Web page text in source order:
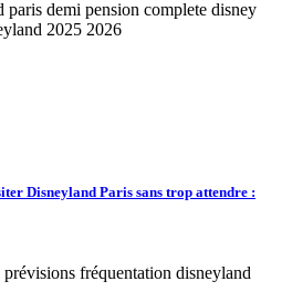
Disneyland Paris sans trop attendre :